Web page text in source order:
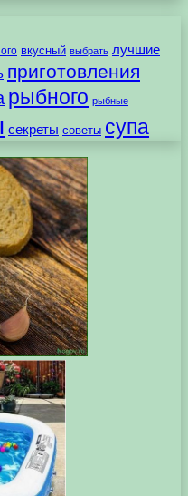
вкусный выбрать лучшие
приготовления
рыбного рыбные
секреты советы супа